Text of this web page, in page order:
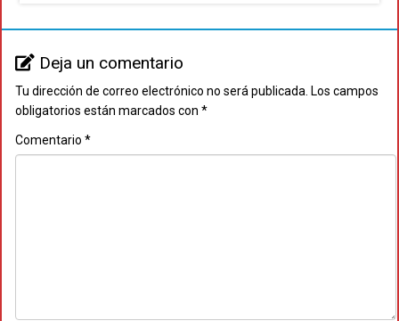
Deja un comentario
Tu dirección de correo electrónico no será publicada. Los campos
obligatorios están marcados con *
Comentario *